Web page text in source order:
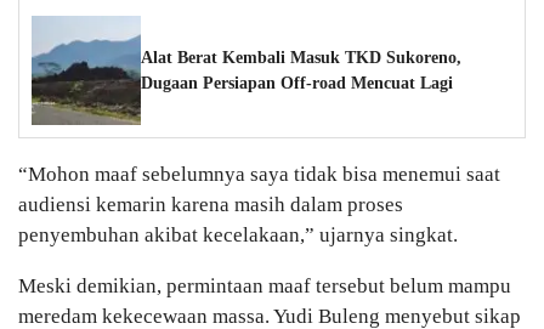
Alat Berat Kembali Masuk TKD Sukoreno,
Dugaan Persiapan Off-road Mencuat Lagi
“Mohon maaf sebelumnya saya tidak bisa menemui saat
audiensi kemarin karena masih dalam proses
penyembuhan akibat kecelakaan,” ujarnya singkat.
Meski demikian, permintaan maaf tersebut belum mampu
meredam kekecewaan massa. Yudi Buleng menyebut sikap